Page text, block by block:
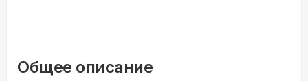
Общее описание